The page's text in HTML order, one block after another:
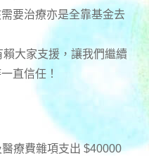
要治療亦是全靠基金去
大家支援，讓我們繼續
直信任！
療費雜項支出 $40000